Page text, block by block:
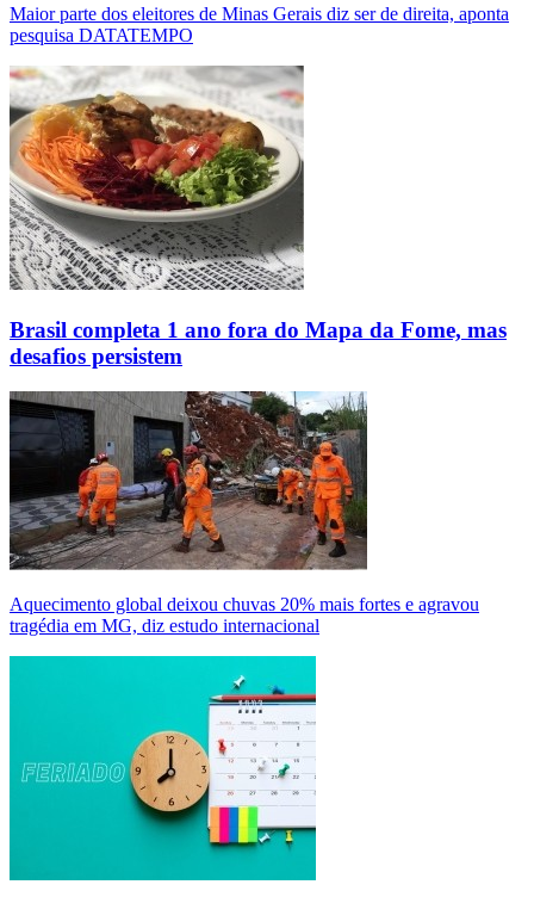
Maior parte dos eleitores de Minas Gerais diz ser de direita, aponta
pesquisa DATATEMPO
Brasil completa 1 ano fora do Mapa da Fome, mas
desafios persistem
Aquecimento global deixou chuvas 20% mais fortes e agravou
tragédia em MG, diz estudo internacional